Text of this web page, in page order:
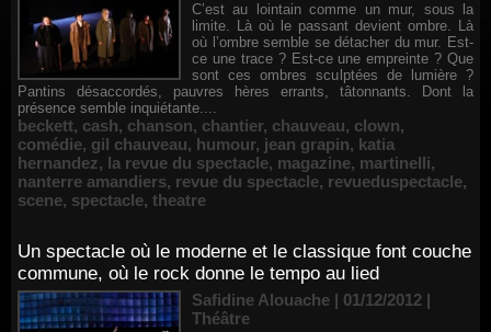
C’est au lointain comme un mur, sous la
limite. Là où le passant devient ombre. Là
où l’ombre semble se détacher du mur. Est-
ce une trace ? Est-ce une empreinte ? Que
sont ces ombres sculptées de lumière ?
Pantins désaccordés, pauvres hères errants, tâtonnants. Dont la
présence semble inquiétante....
beckett, cash, chanson, chantier, chauveau, clown,
comédie, gil chauveau, humour, jean grapin, katia
hernandez, la revue du spectacle, magazine, martinelli,
nanterre amandiers, revue du spectacle, revueduspectacle,
scene, spectacle, theatre
Un spectacle où le moderne et le classique font couche
commune, où le rock donne le tempo au lied
Safidine Alouache | 01/12/2012 |
Théâtre